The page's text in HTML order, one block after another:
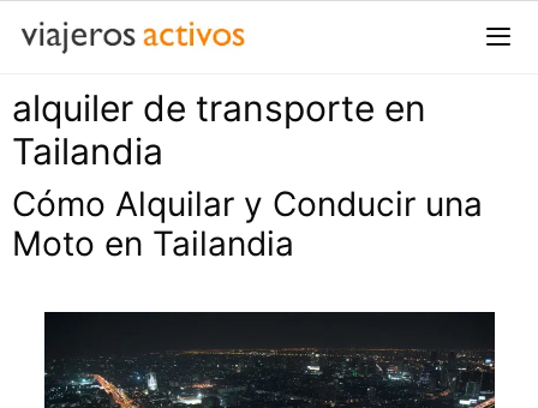
Saltar
contenido
alquiler de transporte en
Tailandia
Cómo Alquilar y Conducir una
Moto en Tailandia